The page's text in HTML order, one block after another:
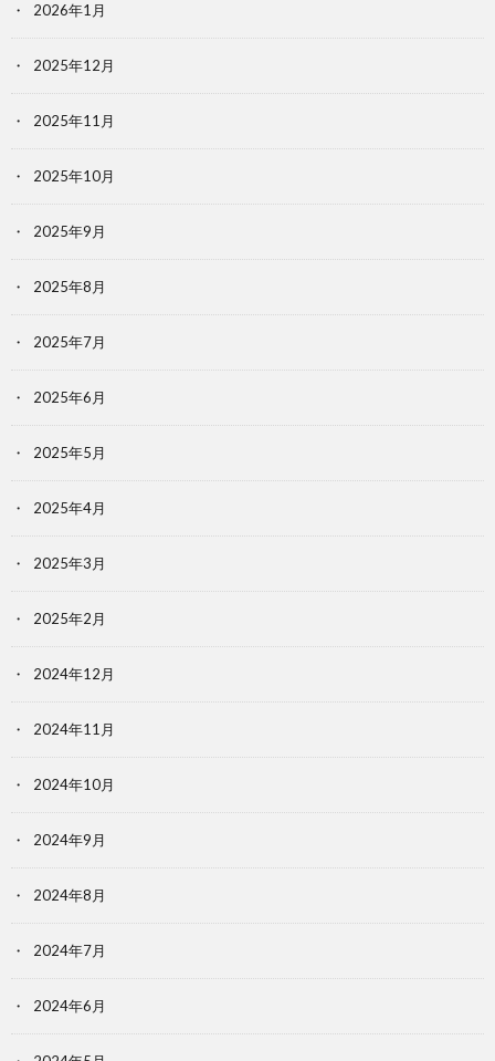
2026年1月
2025年12月
2025年11月
2025年10月
2025年9月
2025年8月
2025年7月
2025年6月
2025年5月
2025年4月
2025年3月
2025年2月
2024年12月
2024年11月
2024年10月
2024年9月
2024年8月
2024年7月
2024年6月